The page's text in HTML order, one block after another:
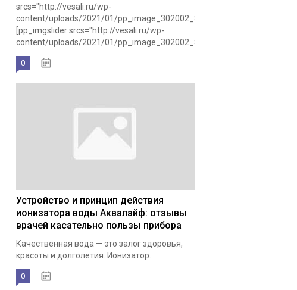
srcs="http://vesali.ru/wp-
content/uploads/2021/01/pp_image_302002_8r8slafvntkrimper.jpg"]
[pp_imgslider srcs="http://vesali.ru/wp-
content/uploads/2021/01/
0
Устройство и принцип действия
ионизатора воды Аквалайф: отзывы
врачей касательно пользы прибора
Качественная вода — это залог здоровья,
красоты и долголетия. Ионизатор...
0